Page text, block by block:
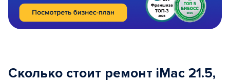
Сколько стоит ремонт iMac 21.5,